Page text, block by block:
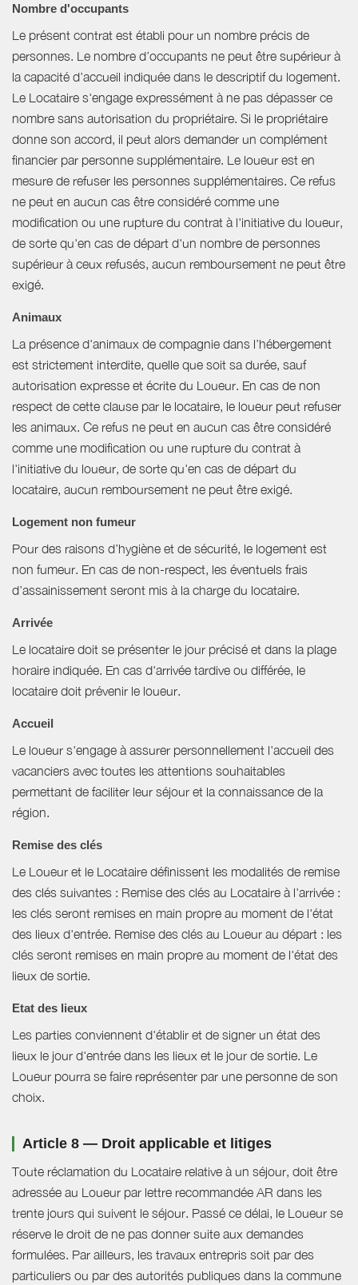
Nombre d'occupants
Le présent contrat est établi pour un nombre précis de
personnes. Le nombre d’occupants ne peut être supérieur à
la capacité d’accueil indiquée dans le descriptif du logement.
Le Locataire s'engage expressément à ne pas dépasser ce
nombre sans autorisation du propriétaire. Si le propriétaire
donne son accord, il peut alors demander un complément
financier par personne supplémentaire. Le loueur est en
mesure de refuser les personnes supplémentaires. Ce refus
ne peut en aucun cas être considéré comme une
modification ou une rupture du contrat à l'initiative du loueur,
de sorte qu'en cas de départ d'un nombre de personnes
supérieur à ceux refusés, aucun remboursement ne peut être
exigé.
Animaux
La présence d'animaux de compagnie dans l’hébergement
est strictement interdite, quelle que soit sa durée, sauf
autorisation expresse et écrite du Loueur. En cas de non
respect de cette clause par le locataire, le loueur peut refuser
les animaux. Ce refus ne peut en aucun cas être considéré
comme une modification ou une rupture du contrat à
l'initiative du loueur, de sorte qu'en cas de départ du
locataire, aucun remboursement ne peut être exigé.
Logement non fumeur
Pour des raisons d’hygiène et de sécurité, le logement est
non fumeur. En cas de non-respect, les éventuels frais
d’assainissement seront mis à la charge du locataire.
Arrivée
Le locataire doit se présenter le jour précisé et dans la plage
horaire indiquée. En cas d'arrivée tardive ou différée, le
locataire doit prévenir le loueur.
Accueil
Le loueur s'engage à assurer personnellement l'accueil des
vacanciers avec toutes les attentions souhaitables
permettant de faciliter leur séjour et la connaissance de la
région.
Remise des clés
Le Loueur et le Locataire définissent les modalités de remise
des clés suivantes : Remise des clés au Locataire à l'arrivée :
les clés seront remises en main propre au moment de l'état
des lieux d'entrée. Remise des clés au Loueur au départ : les
clés seront remises en main propre au moment de l'état des
lieux de sortie.
Etat des lieux
Les parties conviennent d'établir et de signer un état des
lieux le jour d'entrée dans les lieux et le jour de sortie. Le
Loueur pourra se faire représenter par une personne de son
choix.
Article 8 — Droit applicable et litiges
Toute réclamation du Locataire relative à un séjour, doit être
adressée au Loueur par lettre recommandée AR dans les
trente jours qui suivent le séjour. Passé ce délai, le Loueur se
réserve le droit de ne pas donner suite aux demandes
formulées. Par ailleurs, les travaux entrepris soit par des
particuliers ou par des autorités publiques dans la commune